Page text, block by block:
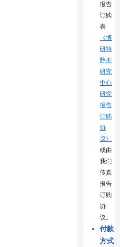
报告
订购
表
《博
研特
数据
研究
中心
研究
报告
订购
协
议》
或由
我们
传真
报告
订购
协
议。
付款
方式